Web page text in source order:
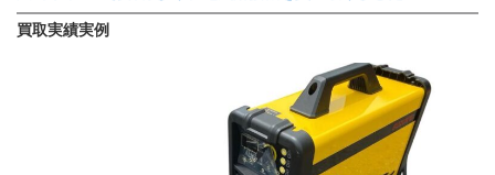
買取実績実例